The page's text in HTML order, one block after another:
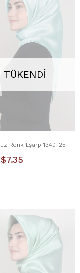
TÜKENDI
Piramit Düz Renk Eşarp 1340-25 Su Mavisi
$7.35